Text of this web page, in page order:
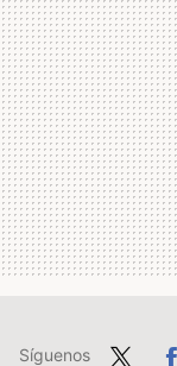
Síguenos